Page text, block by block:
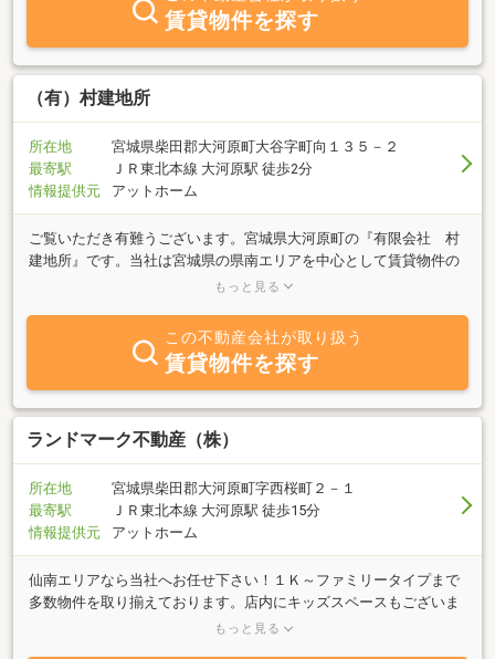
賃貸物件を探す
（有）村建地所
所在地
宮城県柴田郡大河原町大谷字町向１３５－２
最寄駅
ＪＲ東北本線 大河原駅 徒歩2分
情報提供元
アットホーム
ご覧いただき有難うございます。宮城県大河原町の『有限会社 村
建地所』です。当社は宮城県の県南エリアを中心として賃貸物件の
ご紹介と管理及び売買物件の仲介を行なっております。『売りた
非当社までご相談ください。お客様、おひとりおひとりの住まいに
関する事に、迅速に誠意を込めてお取引が完了しても安心が続くよ
う全力を尽くします。地元に強いスタッフがオススメ物件をご紹介
させていただきます。皆様からのお問合せをお待ちしております。
もっと見る
この不動産会社が取り扱う
賃貸物件を探す
ランドマーク不動産（株）
所在地
宮城県柴田郡大河原町字西桜町２－１
最寄駅
ＪＲ東北本線 大河原駅 徒歩15分
情報提供元
アットホーム
仙南エリアなら当社へお任せ下さい！１Ｋ～ファミリータイプまで
多数物件を取り揃えております。店内にキッズスペースもございま
すので、お子様連れの方も安心してご来店下さい。当社女性スタッ
もっと見る